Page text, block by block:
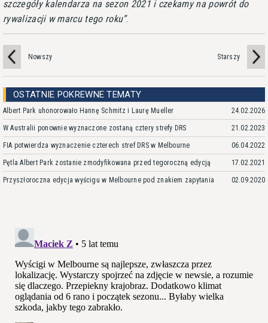
szczegóły kalendarza na sezon 2021 i czekamy na powrót do
rywalizacji w marcu tego roku .
Nowszy Starszy
OSTATNIE POKREWNE TEMATY
Albert Park uhonorowało Hannę Schmitz i Laurę Mueller 24.02.2026
W Australii ponownie wyznaczone zostaną cztery strefy DRS 21.02.2023
FIA potwierdza wyznaczenie czterech stref DRS w Melbourne 06.04.2022
Pętla Albert Park zostanie zmodyfikowana przed tegoroczną edycją 17.02.2021
Przyszłoroczna edycja wyścigu w Melbourne pod znakiem zapytania 02.09.2020